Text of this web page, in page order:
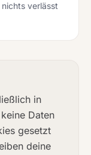
verlässt
in
Daten
gesetzt
deine